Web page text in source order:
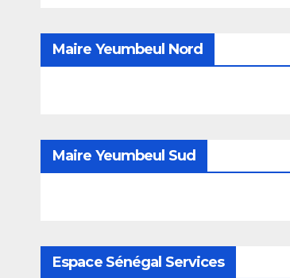
Maire Yeumbeul Nord
Maire Yeumbeul Sud
Espace Sénégal Services